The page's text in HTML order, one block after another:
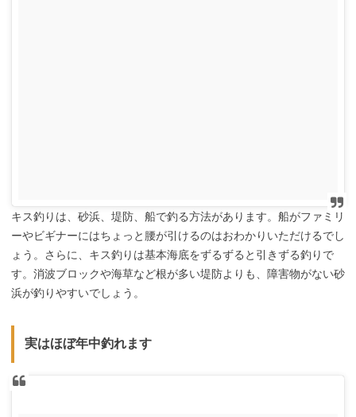
キス釣りは、砂浜、堤防、船で釣る方法があります。船がファミリ
ーやビギナーにはちょっと腰が引けるのはおわかりいただけるでし
ょう。さらに、キス釣りは基本海底をずるずると引きずる釣りで
す。消波ブロックや海草など根が多い堤防よりも、障害物がない砂
浜が釣りやすいでしょう。
実はほぼ年中釣れます